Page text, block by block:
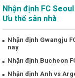
Nhận định FC
Ưu thế sân nhà
Nhận định Gwangju
nay
Nhận định Bucheon
Nhận định Anh vs